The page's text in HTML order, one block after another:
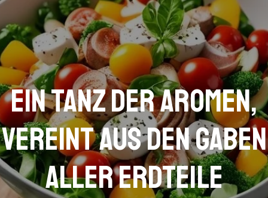
Ein Tanz der Aromen,
vereint aus den Gaben
aller Erdteile